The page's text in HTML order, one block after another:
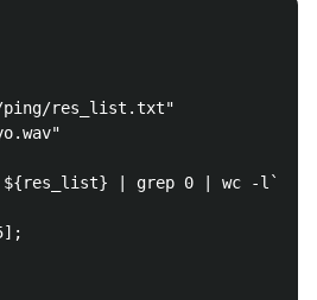
ping/res_list.txt"
${res_list} | grep 0 | wc -l`)